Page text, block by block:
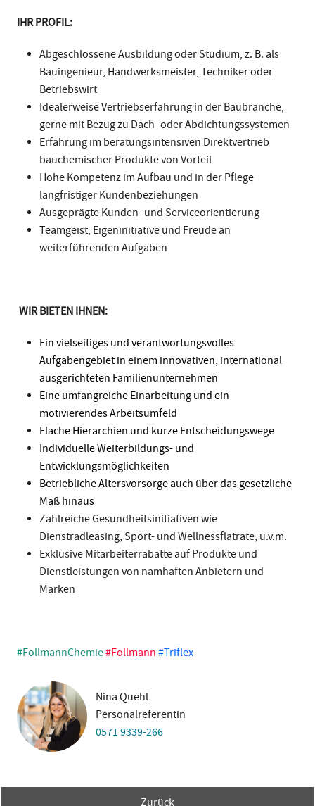
IHR PROFIL:
Abgeschlossene Ausbildung oder Studium, z. B. als
Bauingenieur, Handwerksmeister, Techniker oder
Betriebswirt
Idealerweise Vertriebserfahrung in der Baubranche,
gerne mit Bezug zu Dach- oder Abdichtungssystemen
Erfahrung im beratungsintensiven Direktvertrieb
bauchemischer Produkte von Vorteil
Hohe Kompetenz im Aufbau und in der Pflege
langfristiger Kundenbeziehungen
Ausgeprägte Kunden- und Serviceorientierung
Teamgeist, Eigeninitiative und Freude an
weiterführenden Aufgaben
WIR BIETEN IHNEN:
Ein vielseitiges und verantwortungsvolles
Aufgabengebiet in einem innovativen, international
ausgerichteten Familienunternehmen
Eine umfangreiche Einarbeitung und ein
motivierendes Arbeitsumfeld
Flache Hierarchien und kurze Entscheidungswege
Individuelle Weiterbildungs- und
Entwicklungsmöglichkeiten
Betriebliche Altersvorsorge auch über das gesetzliche
Maß hinaus
Zahlreiche Gesundheitsinitiativen wie
Dienstradleasing, Sport- und Wellnessflatrate, u.v.m.
Exklusive Mitarbeiterrabatte auf Produkte und
Dienstleistungen von namhaften Anbietern und
Marken
#FollmannChemie#Follmann #Triflex
Nina Quehl
Personalreferentin
0571 9339-266
Zurück